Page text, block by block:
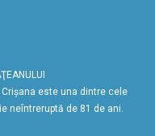
este una dintre cele
neîntreruptă de 81 de ani.